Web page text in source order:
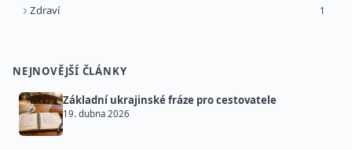
Zdraví 1
NEJNOVĚJŠÍ ČLÁNKY
Základní ukrajinské fráze pro cestovatele
19. dubna 2026